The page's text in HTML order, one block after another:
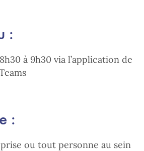
:
à 9h30 via l’application de
:
ou tout personne au sein